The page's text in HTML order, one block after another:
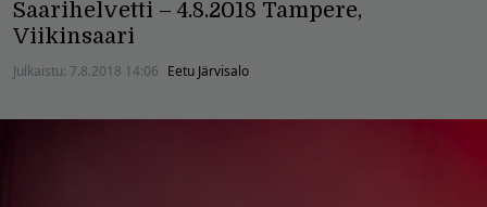
Saarihelvetti – 4.8.2018 Tampere,
Viikinsaari
Julkaistu: 7.8.2018 14:06 Eetu Järvisalo